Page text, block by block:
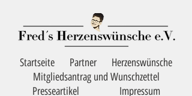
Startseite Partner
Herzenswünsche
Mitgliedsantrag und Wunschzettel
Presseartikel
Impressum